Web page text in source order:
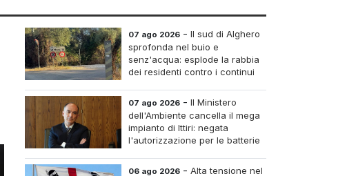
07 ago 2026 - Il sud di Alghero
sprofonda nel buio e
senz'acqua: esplode la rabbia
dei residenti contro i continui
07 ago 2026 - Il Ministero
dell'Ambiente cancella il mega
impianto di Ittiri: negata
l'autorizzazione per le batterie
06 ago 2026 - Alta tensione nel